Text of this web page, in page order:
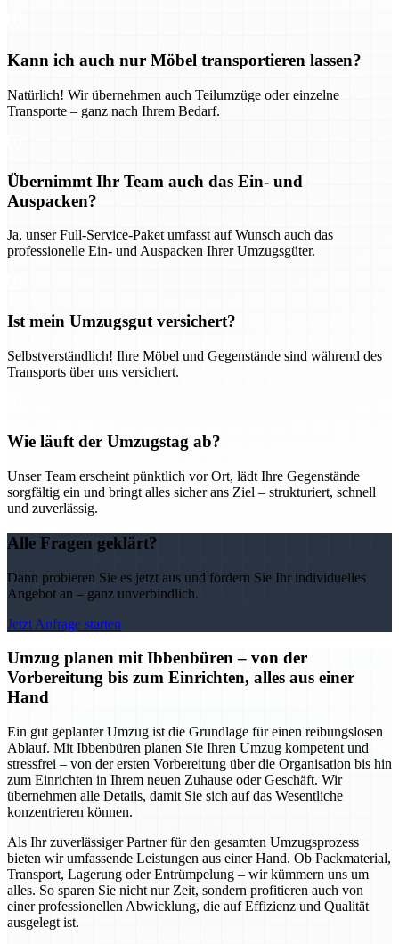
Kann ich auch nur Möbel transportieren lassen?
Natürlich! Wir übernehmen auch Teilumzüge oder einzelne
Transporte – ganz nach Ihrem Bedarf.
Übernimmt Ihr Team auch das Ein- und
Auspacken?
Ja, unser Full-Service-Paket umfasst auf Wunsch auch das
professionelle Ein- und Auspacken Ihrer Umzugsgüter.
Ist mein Umzugsgut versichert?
Selbstverständlich! Ihre Möbel und Gegenstände sind während des
Transports über uns versichert.
Wie läuft der Umzugstag ab?
Unser Team erscheint pünktlich vor Ort, lädt Ihre Gegenstände
sorgfältig ein und bringt alles sicher ans Ziel – strukturiert, schnell
und zuverlässig.
Alle Fragen geklärt?
Dann probieren Sie es jetzt aus und fordern Sie Ihr individuelles
Angebot an – ganz unverbindlich.
Jetzt Anfrage starten
Umzug planen mit Ibbenbüren – von der
Vorbereitung bis zum Einrichten, alles aus einer
Hand
Ein gut geplanter Umzug ist die Grundlage für einen reibungslosen
Ablauf. Mit Ibbenbüren planen Sie Ihren Umzug kompetent und
stressfrei – von der ersten Vorbereitung über die Organisation bis hin
zum Einrichten in Ihrem neuen Zuhause oder Geschäft. Wir
übernehmen alle Details, damit Sie sich auf das Wesentliche
konzentrieren können.
Als Ihr zuverlässiger Partner für den gesamten Umzugsprozess
bieten wir umfassende Leistungen aus einer Hand. Ob Packmaterial,
Transport, Lagerung oder Entrümpelung – wir kümmern uns um
alles. So sparen Sie nicht nur Zeit, sondern profitieren auch von
einer professionellen Abwicklung, die auf Effizienz und Qualität
ausgelegt ist.